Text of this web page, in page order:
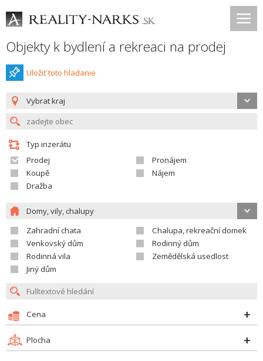
Objekty k bydlení a rekreaci na prodej
Uložiť toto hladanie
Vybrat kraj
Typ inzerátu
Prodej
Pronájem
Koupě
Nájem
Dražba
Domy, vily, chalupy
Zahradní chata
Chalupa, rekreační domek
Venkovský dům
Rodinný dům
Rodinná vila
Zemědělská usedlost
Jiný dům
Cena
Plocha